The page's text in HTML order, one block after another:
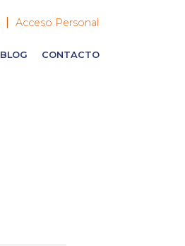
Acceso Personal
BLOG CONTACTO